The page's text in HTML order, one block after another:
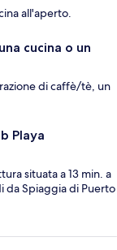
all'aperto.
cucina o un
di caffè/tè, un
Playa
situata a 13 min. a
da Spiaggia di Puerto